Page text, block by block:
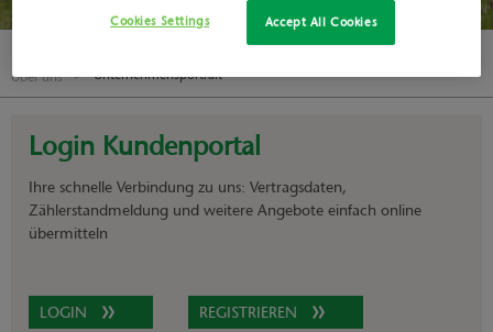
Über uns Unternehmensportrait
Login Kundenportal
Ihre schnelle Verbindung zu uns: Vertragsdaten,
Zählerstandmeldung und weitere Angebote einfach online
übermitteln
LOGIN REGISTRIEREN
Cookies Settings Accept All Cookies